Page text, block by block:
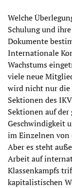
Welche
Schulung und
Dokumente
Internationale
Wachstums
viele neue
wird nicht nur die
Sektionen des
Sektionen auf
Geschwindigkeit
im Einzelnen von
Aber es steht
Arbeit auf
Klassenkampfs
kapitalistischen